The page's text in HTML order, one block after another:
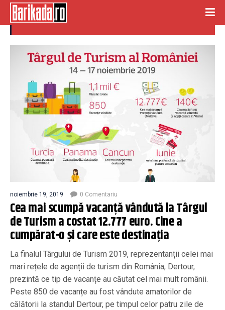
targ de turism
noiembrie 19, 2019 0 Comentariu
Cea mai scumpă vacanță vândută la Târgul
de Turism a costat 12.777 euro. Cine a
cumpărat-o și care este destinația
La finalul Târgului de Turism 2019, reprezentanții celei mai
mari rețele de agenții de turism din România, Dertour,
prezintă ce tip de vacanțe au căutat cel mai mult românii.
Peste 850 de vacanțe au fost vândute amatorilor de
călătorii la standul Dertour, pe timpul celor patru zile de